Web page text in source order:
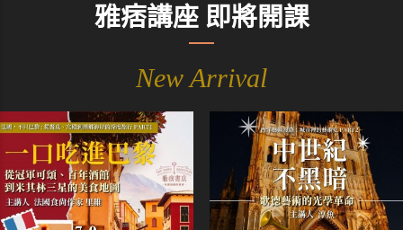
雅痞講座 即將開課
New Arrival